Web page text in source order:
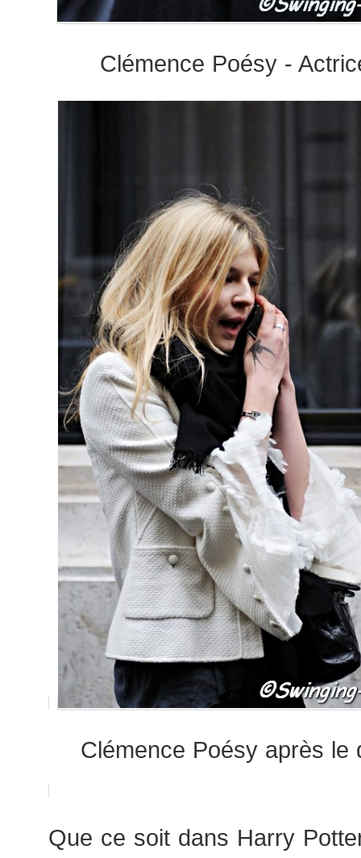
Clémence Poésy -
Clémence Poésy après le
Que ce soit dans Harry